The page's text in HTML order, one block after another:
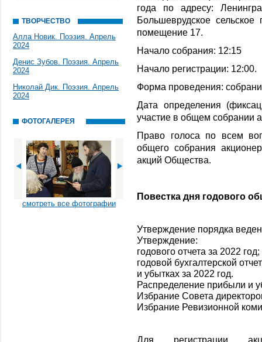
ТВОРЧЕСТВО
Алла Новик. Поэзия. Апрель
2024
Денис Зубов. Поэзия. Апрель
2024
Николай Дик. Поэзия. Апрель
2024
ФОТОГАЛЕРЕЯ
смотреть все фотографии
года по адресу:
Большеврудское
помещение 17.
Начало собрания: 12:15
Начало регистрации: 12:00.
Форма проведения:
Дата определения
участие в общем собрании
Право голоса по всем
общего собрания
акций Общества.
Повестка дня годового
Утверждение порядка
Утверждение:
годового отчета за 2022 год;
годовой бухгалтерской
и убытках за 2022 год.
Распределение прибыли и
Избрание Совета
Избрание Ревизионной
Для регистрации